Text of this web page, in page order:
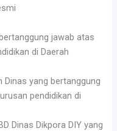
jawab atas
di Daerah
yang bertanggung
pendidikan di
Dinas Dikpora DIY yang